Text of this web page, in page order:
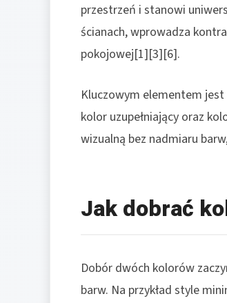
przestrzeń i stanowi
ścianach, wprowadza
pokojowej[1][3][6].
Kluczowym elementem
kolor uzupełniający oraz
wizualną bez nadmiaru
Jak dobrać
Dobór dwóch kolorów
barw. Na przykład style